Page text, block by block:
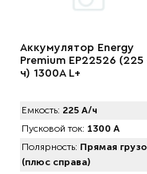
Аккумулятор Energy
Premium EP22526
ч) 1300A L+
Емкость: 225 А/ч
Пусковой ток: 1300 А
Полярность: Прямая
(плюс справа)